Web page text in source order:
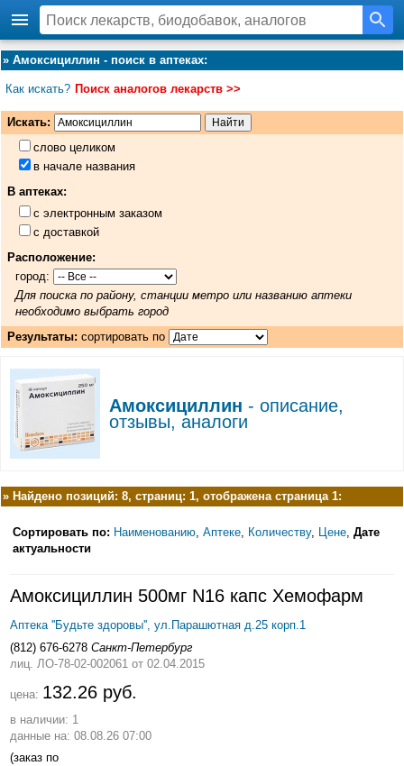
» Амоксициллин - поиск в аптеках:
Как искать? Поиск аналогов лекарств >>
Искать:
слово целиком
в начале названия
В аптеках:
с электронным заказом
с доставкой
Расположение:
город:
Для поиска по району, станции метро или названию аптеки
необходимо выбрать город
Результаты: сортировать по
Амоксициллин - описание,
отзывы, аналоги
» Найдено позиций: 8, страниц: 1, отображена страница 1:
Сортировать по: Наименованию Аптеке Количеству, Цене Дате
актуальности
Амоксициллин 500мг N16 капс Хемофарм
Аптека ''Будьте здоровы'', ул.Парашютная д.25 корп.1
(812) 676-6278 Санкт-Петербург
лиц. ЛО-78-02-002061 от 02.04.2015
цена: 132.26 руб.
в наличии: 1
данные на: 08.08.26 07:00
(заказ по